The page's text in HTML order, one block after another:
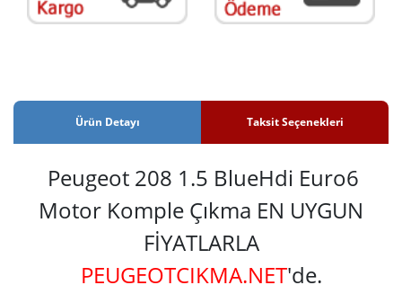
Ürün Detayı Taksit Seçenekleri
Peugeot 208 1.5 BlueHdi Euro6
Motor Komple Çıkma EN UYGUN
FİYATLARLA
PEUGEOTCIKMA.NET'de.